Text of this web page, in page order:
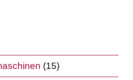
(15)